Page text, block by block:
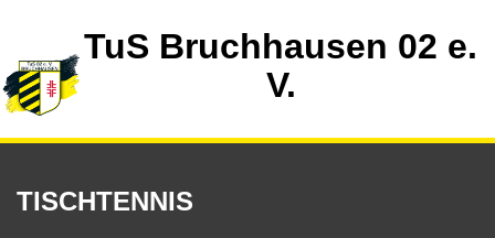
TuS Bruchhausen 02 e.
V.
TISCHTENNIS